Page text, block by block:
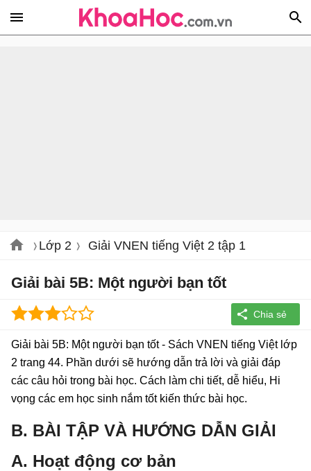
Lớp 2 Giải VNEN tiếng Việt 2 tập 1
Giải bài 5B: Một người bạn tốt
Giải bài 5B: Một người bạn tốt - Sách VNEN tiếng Việt lớp
2 trang 44. Phần dưới sẽ hướng dẫn trả lời và giải đáp
các câu hỏi trong bài học. Cách làm chi tiết, dễ hiểu, Hi
vọng các em học sinh nắm tốt kiến thức bài học.
B. BÀI TẬP VÀ HƯỚNG DẪN GIẢI
A. Hoạt động cơ bản